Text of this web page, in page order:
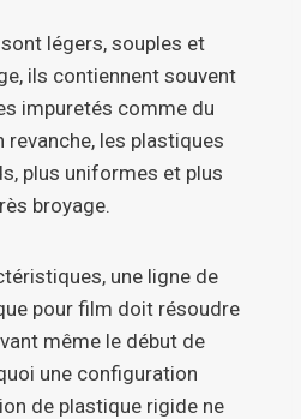
légers, souples et
ils contiennent souvent
impuretés comme du
revanche, les plastiques
plus uniformes et plus
broyage.
une ligne de
pour film doit résoudre
même le début de
une configuration
de plastique rigide ne